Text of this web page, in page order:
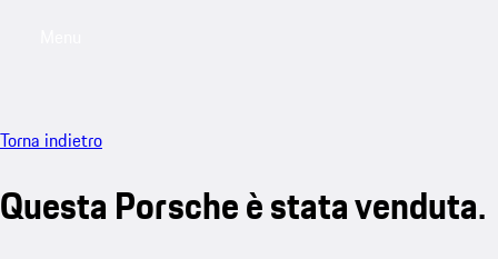
Torna indietro
Questa Porsche è stata venduta.